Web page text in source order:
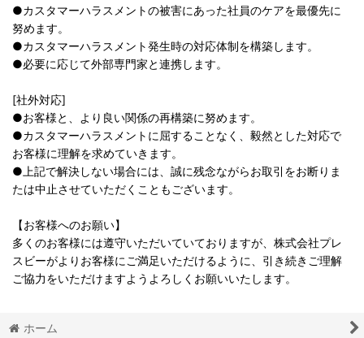
●カスタマーハラスメントの被害にあった社員のケアを最優先に
努めます。
●カスタマーハラスメント発生時の対応体制を構築します。
●必要に応じて外部専門家と連携します。
[社外対応]
●お客様と、より良い関係の再構築に努めます。
●カスタマーハラスメントに屈することなく、毅然とした対応で
お客様に理解を求めていきます。
●上記で解決しない場合には、誠に残念ながらお取引をお断りま
たは中止させていただくこともございます。
【お客様へのお願い】
多くのお客様には遵守いただいていておりますが、株式会社プレ
スビーがよりお客様にご満足いただけるように、引き続きご理解
ご協力をいただけますようよろしくお願いいたします。
ホーム